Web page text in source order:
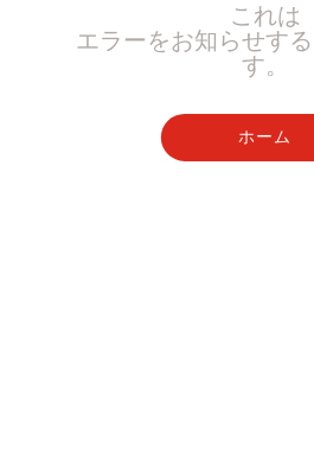
これは
エラーをお知らせす
す。
ホーム